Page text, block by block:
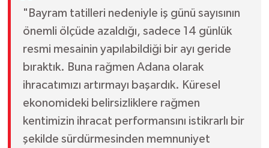
"Bayram tatilleri nedeniyle iş günü sayısının
önemli ölçüde azaldığı, sadece 14 günlük
resmi mesainin yapılabildiği bir ayı geride
bıraktık. Buna rağmen Adana olarak
ihracatımızı artırmayı başardık. Küresel
ekonomideki belirsizliklere rağmen
kentimizin ihracat performansını istikrarlı bir
şekilde sürdürmesinden memnuniyet